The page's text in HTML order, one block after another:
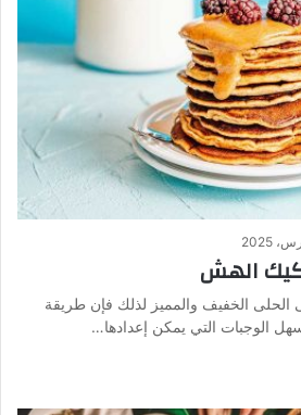
الهش
الخفيف والمميز لذلك فإن طريقة
الوجبات التي يمكن إعدادها…